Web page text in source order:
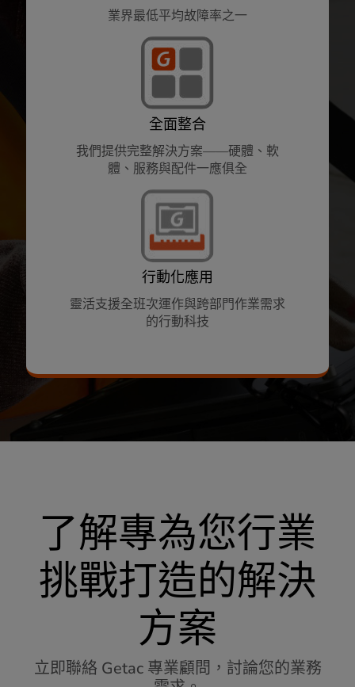
業界最低平均故障率之一
全面整合
我們提供完整解決方案——硬體、軟
體、服務與配件一應俱全
行動化應用
靈活支援全班次運作與跨部門作業需求
的行動科技
了解專為您行業
挑戰打造的解決
方案
立即聯絡 Getac 專業顧問，討論您的業務